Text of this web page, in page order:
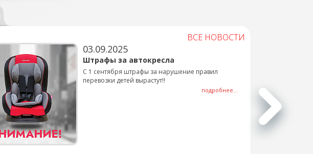
ВСЕ НОВОСТИ
03.09.2025
Штрафы за автокресла
С 1 сентября штрафы за нарушение правил
перевозки детей вырастут!!
подробнее...